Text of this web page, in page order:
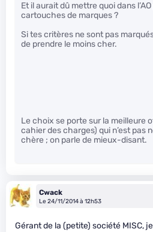
Et il aurait dû mettre quoi dans
cartouches de marques ?
Si tes critères ne sont pas marqués
de prendre le moins cher.
Le choix se porte sur la meilleure
cahier des charges) qui n’est pas
chère ; on parle de mieux-disant.
Cwack
Le 24/11/2014 à 12h53
Gérant de la (petite) société MISC,